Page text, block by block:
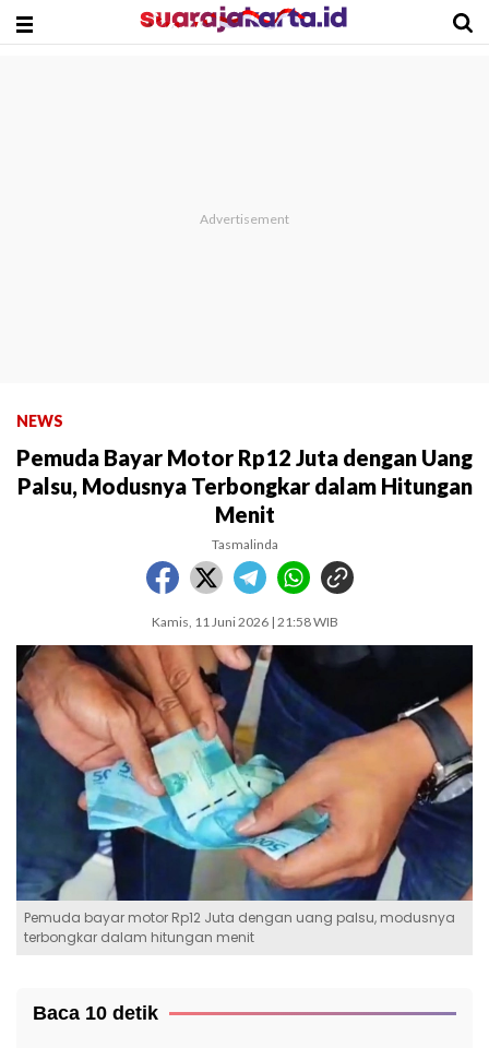
NEWS
Pemuda Bayar Motor Rp12 Juta dengan Uang
Palsu, Modusnya Terbongkar dalam Hitungan
Menit
Tasmalinda
Kamis, 11 Juni 2026 | 21:58 WIB
Pemuda bayar motor Rp12 Juta dengan uang palsu, modusnya
terbongkar dalam hitungan menit
Baca 10 detik